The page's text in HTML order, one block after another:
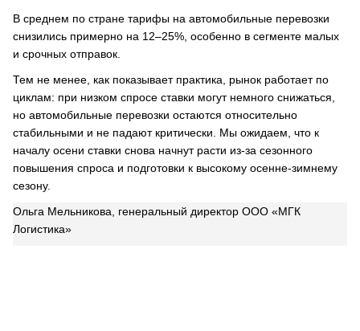
В среднем по стране тарифы на автомобильные перевозки
снизились примерно на 12–25%, особенно в сегменте малых
и срочных отправок.
Тем не менее, как показывает практика, рынок работает по
циклам: при низком спросе ставки могут немного снижаться,
но автомобильные перевозки остаются относительно
стабильными и не падают критически. Мы ожидаем, что к
началу осени ставки снова начнут расти из-за сезонного
повышения спроса и подготовки к высокому осенне-зимнему
сезону.
Ольга Мельникова, генеральный директор ООО «МГК
Логистика»